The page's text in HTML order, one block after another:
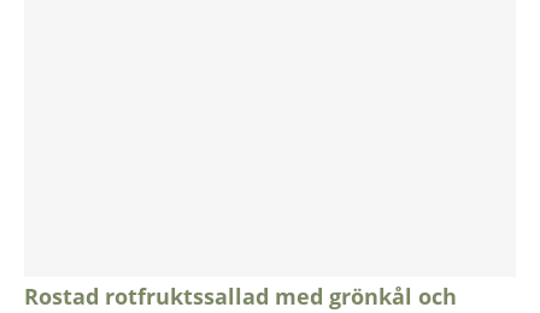
Rostad rotfruktssallad med grönkål och